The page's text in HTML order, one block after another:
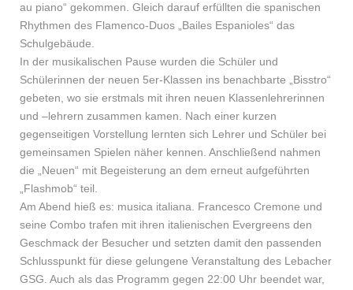
au piano“ gekommen. Gleich darauf erfüllten die spanischen
Rhythmen des Flamenco-Duos „Bailes Espanioles“ das
Schulgebäude.
In der musikalischen Pause wurden die Schüler und
Schülerinnen der neuen 5er-Klassen ins benachbarte „Bisstro“
gebeten, wo sie erstmals mit ihren neuen Klassenlehrerinnen
und –lehrern zusammen kamen. Nach einer kurzen
gegenseitigen Vorstellung lernten sich Lehrer und Schüler bei
gemeinsamen Spielen näher kennen. Anschließend nahmen
die „Neuen“ mit Begeisterung an dem erneut aufgeführten
„Flashmob“ teil.
Am Abend hieß es: musica italiana. Francesco Cremone und
seine Combo trafen mit ihren italienischen Evergreens den
Geschmack der Besucher und setzten damit den passenden
Schlusspunkt für diese gelungene Veranstaltung des Lebacher
GSG. Auch als das Programm gegen 22:00 Uhr beendet war,